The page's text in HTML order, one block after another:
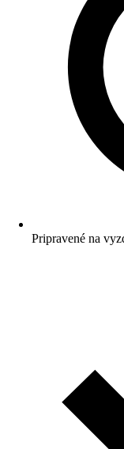
Pripravené na